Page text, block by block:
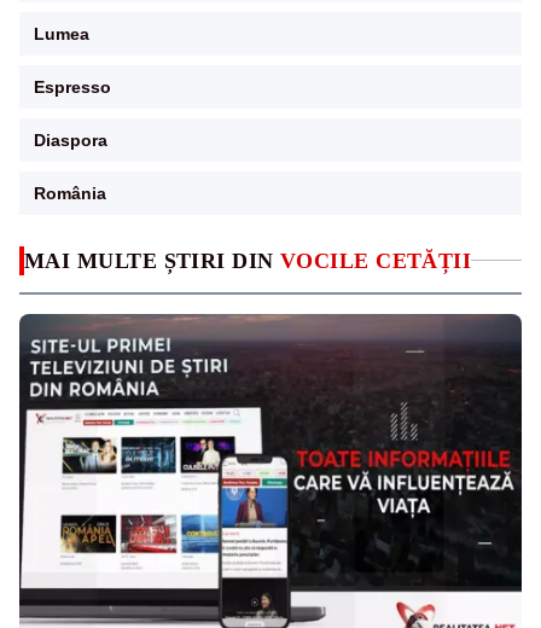
MAI MULTE ȘTIRI DIN VOCILE CETĂȚII
Lumea
Espresso
Diaspora
România